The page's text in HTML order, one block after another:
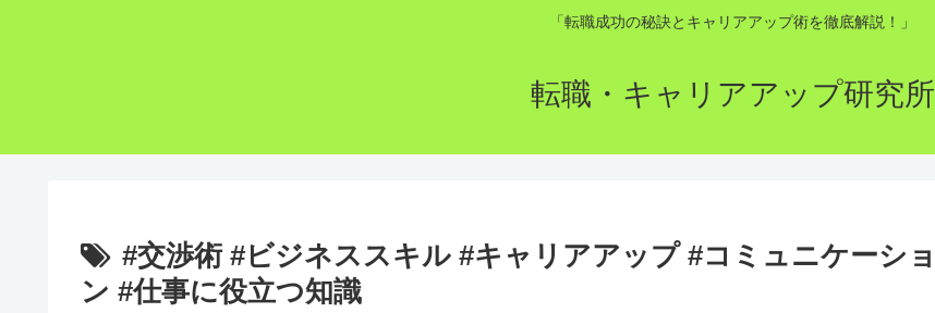
「転職成功の秘訣とキャリアアップ術を徹底解説！」
転職・キャリアアップ研究所
#交渉術 #ビジネススキル #キャリアアップ #コミュニケーショ
ン #仕事に役立つ知識